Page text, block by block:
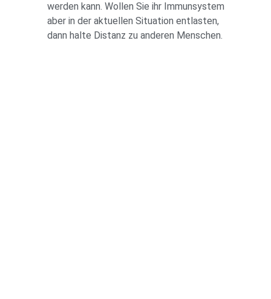
werden kann. Wollen Sie ihr Immunsystem
aber in der aktuellen Situation entlasten,
dann halte Distanz zu anderen Menschen.